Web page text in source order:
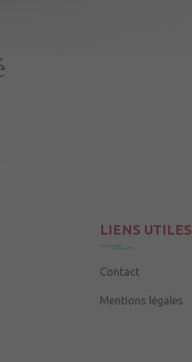
LIENS UTILES
Contact
Mentions légales